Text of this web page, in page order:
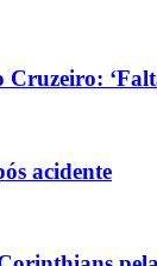
acidente